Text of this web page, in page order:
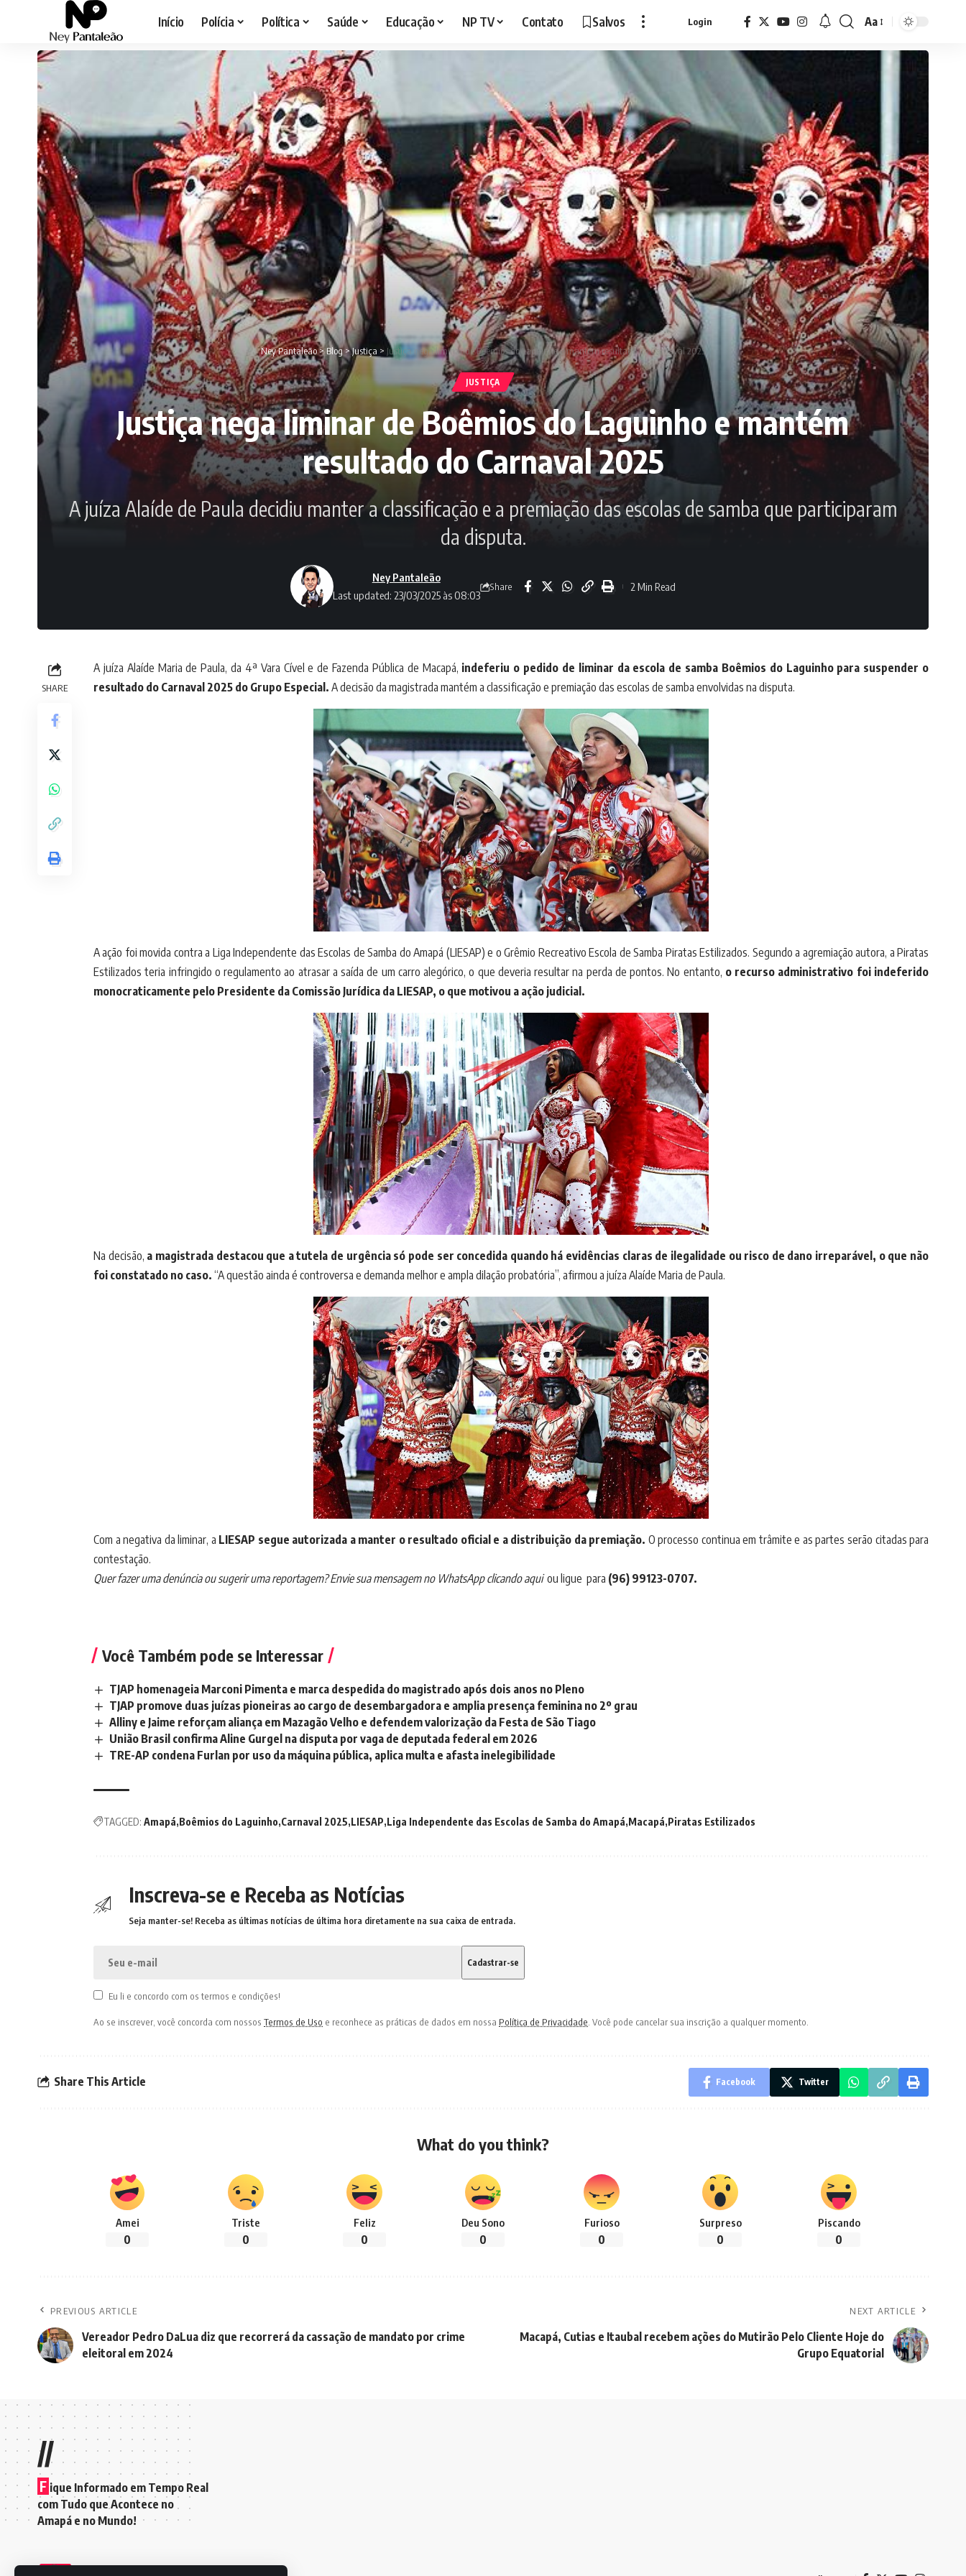
Início Polícia Política Saúde Educação NP TV Contato Salvos Login
Font
Resizer
Aa
Ney Pantaleão>Blog>Justiça > Justiça nega liminar de Boêmios do Laguinho e mantém resultado do Carnaval 2025
JUSTIÇA
Justiça nega liminar de Boêmios do Laguinho e mantém
resultado do Carnaval 2025
A juíza Alaíde de Paula decidiu manter a classificação e a premiação das escolas de samba que participaram
da disputa.
Last updated: 23/03/2025 às 08:03
Ney Pantaleão
Share 2 Min Read
SHARE
A juíza Alaíde Maria de Paula, da 4ª Vara Cível e de Fazenda Pública de Macapá, indeferiu o pedido de liminar da escola de samba Boêmios do Laguinho para suspender o
resultado do Carnaval 2025 do Grupo Especial. A decisão da magistrada mantém a classificação e premiação das escolas de samba envolvidas na disputa.
A ação foi movida contra a Liga Independente das Escolas de Samba do Amapá (LIESAP) e o Grêmio Recreativo Escola de Samba Piratas Estilizados. Segundo a agremiação autora, a Piratas
Estilizados teria infringido o regulamento ao atrasar a saída de um carro alegórico, o que deveria resultar na perda de pontos. No entanto, o recurso administrativo foi indeferido
monocraticamente pelo Presidente da Comissão Jurídica da LIESAP, o que motivou a ação judicial.
Na decisão, a magistrada destacou que a tutela de urgência só pode ser concedida quando há evidências claras de ilegalidade ou risco de dano irreparável, o que não
foi constatado no caso. “A questão ainda é controversa e demanda melhor e ampla dilação probatória”, afirmou a juíza Alaíde Maria de Paula.
Com a negativa da liminar, a LIESAP segue autorizada a manter o resultado oficial e a distribuição da premiação. O processo continua em trâmite e as partes serão citadas para
contestação.
Quer fazer uma denúncia ou sugerir uma reportagem? Envie sua mensagem no WhatsApp clicando aquiou ligue para (96) 99123-0707.
Você Também pode se Interessar
TJAP homenageia Marconi Pimenta e marca despedida do magistrado após dois anos no Pleno
TJAP promove duas juízas pioneiras ao cargo de desembargadora e amplia presença feminina no 2º grau
Alliny e Jaime reforçam aliança em Mazagão Velho e defendem valorização da Festa de São Tiago
União Brasil confirma Aline Gurgel na disputa por vaga de deputada federal em 2026
TRE-AP condena Furlan por uso da máquina pública, aplica multa e afasta inelegibilidade
TAGGED: Amapá Boêmios do Laguinho Carnaval 2025 LIESAP Liga Independente das Escolas de Samba do Amapá Macapá Piratas Estilizados
Inscreva-se e Receba as Notícias
Seja manter-se! Receba as últimas notícias de última hora diretamente na sua caixa de entrada.
Eu li e concordo com os termos e condições!
Ao se inscrever, você concorda com nossos Termos de Uso e reconhece as práticas de dados em nossa Política de Privacidade . Você pode cancelar sua inscrição a qualquer momento.
Share This Article Facebook Twitter
What do you think?
Amei
0
Triste
0
Feliz
0
Deu Sono
0
Furioso
0
Surpreso
0
Piscando
0
PREVIOUS ARTICLE
Vereador Pedro DaLua diz que recorrerá da cassação de mandato por crime
eleitoral em 2024
NEXT ARTICLE
Macapá, Cutias e Itaubal recebem ações do Mutirão Pelo Cliente Hoje do
Grupo Equatorial
//
F ique Informado em Tempo Real
com Tudo que Acontece no
Amapá e no Mundo!